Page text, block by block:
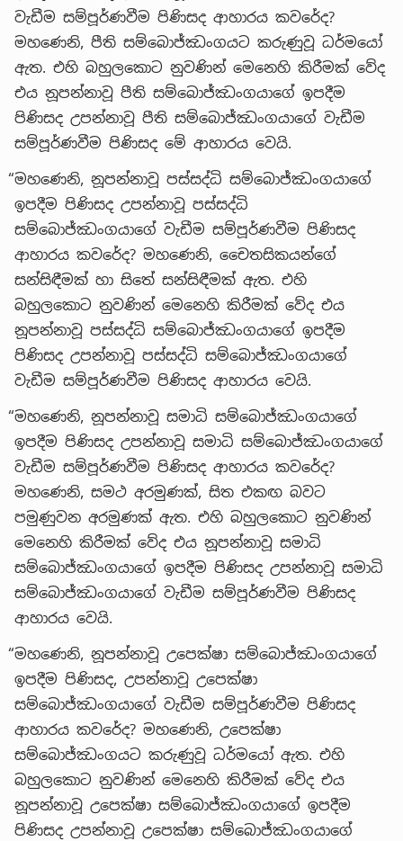
වැඩීම සම්පූර්ණවීම පිණිසද ආහාරය කවරේද?
මහණෙනි, පීති සම්බොජ්ඣංගයට කරුණුවූ ධර්මයෝ
ඇත. එහි බහුලකොට නුවණින් මෙනෙහි කිරීමක් වේද
එය නූපන්නාවූ පීති සම්බොජ්ඣංගයාගේ ඉපදීම
පිණිසද උපන්නාවූ පීති සම්බොජ්ඣංගයාගේ වැඩීම
සම්පූර්ණවීම පිණිසද මේ ආහාරය වෙයි.
“මහණෙනි, නූපන්නාවූ පස්සද්ධි සම්බොජ්ඣංගයාගේ
ඉපදීම පිණිසද උපන්නාවූ පස්සද්ධි
සම්බොජ්ඣංගයාගේ වැඩීම සම්පූර්ණවීම පිණිසද
ආහාරය කවරේද? මහණෙනි, චෛතසිකයන්ගේ
සන්සිඳීමක් හා සිතේ සන්සිඳීමක් ඇත. එහි
බහුලකොට නුවණින් මෙනෙහි කිරීමක් වේද එය
නූපන්නාවූ පස්සද්ධි සම්බොජ්ඣංගයාගේ ඉපදීම
පිණිසද උපන්නාවූ පස්සද්ධි සම්බොජ්ඣංගයාගේ
වැඩීම සම්පූර්ණවීම පිණිසද ආහාරය වෙයි.
“මහණෙනි, නූපන්නාවූ සමාධි සම්බොජ්ඣංගයාගේ
ඉපදීම පිණිසද උපන්නාවූ සමාධි සම්බොජ්ඣංගයාගේ
වැඩීම සම්පූර්ණවීම පිණිසද ආහාරය කවරේද?
මහණෙනි, සමථ අරමුණක්, සිත එකඟ බවට
පමුණුවන අරමුණක් ඇත. එහි බහුලකොට නුවණින්
මෙනෙහි කිරීමක් වේද එය නූපන්නාවූ සමාධි
සම්බොජ්ඣංගයාගේ ඉපදීම පිණිසද උපන්නාවූ සමාධි
සම්බොජ්ඣංගයාගේ වැඩීම සම්පූර්ණවීම පිණිසද
ආහාරය වෙයි.
“මහණෙනි, නූපන්නාවූ උපෙක්ෂා සම්බොජ්ඣංගයාගේ
ඉපදීම පිණිසද, උපන්නාවූ උපෙක්ෂා
සම්බොජ්ඣංගයාගේ වැඩීම සම්පූර්ණවීම පිණිසද
ආහාරය කවරේද? මහණෙනි, උපෙක්ෂා
සම්බොජ්ඣංගයට කරුණුවූ ධර්මයෝ ඇත. එහි
බහුලකොට නුවණින් මෙනෙහි කිරීමක් වේද එය
නූපන්නාවූ උපෙක්ෂා සම්බොජ්ඣංගයාගේ ඉපදීම
පිණිසද උපන්නාවූ උපෙක්ෂා සම්බොජ්ඣංගයාගේ